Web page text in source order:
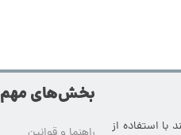
با استفاده از
بخش‌های مهم